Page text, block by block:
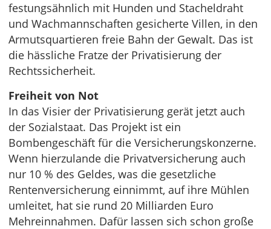
festungsähnlich mit Hunden und Stacheldraht
und Wachmannschaften gesicherte Villen, in den
Armutsquartieren freie Bahn der Gewalt. Das ist
die hässliche Fratze der Privatisierung der
Rechtssicherheit.
Freiheit von Not
In das Visier der Privatisierung gerät jetzt auch
der Sozialstaat. Das Projekt ist ein
Bombengeschäft für die Versicherungskonzerne.
Wenn hierzulande die Privatversicherung auch
nur 10 % des Geldes, was die gesetzliche
Rentenversicherung einnimmt, auf ihre Mühlen
umleitet, hat sie rund 20 Milliarden Euro
Mehreinnahmen. Dafür lassen sich schon große